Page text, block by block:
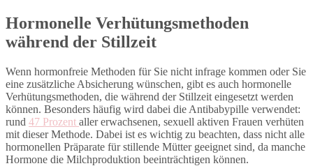
Hormonelle Verhütungsmethoden
während der Stillzeit
Wenn hormonfreie Methoden für Sie nicht infrage kommen oder Sie
eine zusätzliche Absicherung wünschen, gibt es auch hormonelle
Verhütungsmethoden, die während der Stillzeit eingesetzt werden
können. Besonders häufig wird dabei die Antibabypille verwendet:
rund 47 Prozent aller erwachsenen, sexuell aktiven Frauen verhüten
mit dieser Methode. Dabei ist es wichtig zu beachten, dass nicht alle
hormonellen Präparate für stillende Mütter geeignet sind, da manche
Hormone die Milchproduktion beeinträchtigen können.